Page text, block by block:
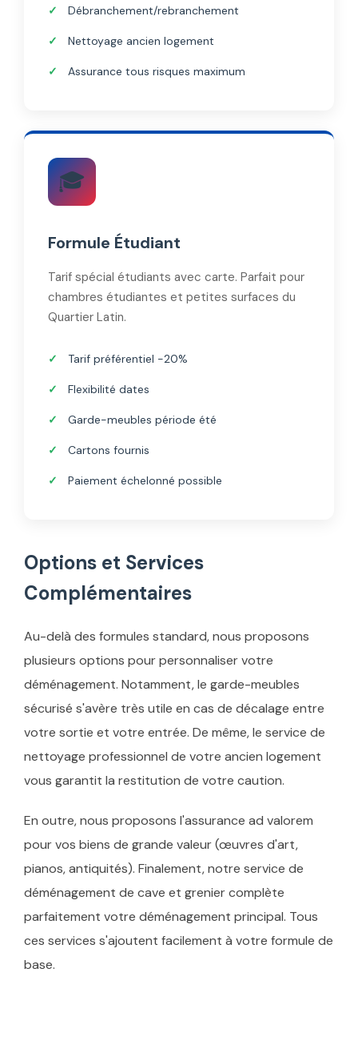
Débranchement/rebranchement
Nettoyage ancien logement
Assurance tous risques maximum
🎓
Formule Étudiant
Tarif spécial étudiants avec carte. Parfait pour
chambres étudiantes et petites surfaces du
Quartier Latin.
Tarif préférentiel -20%
Flexibilité dates
Garde-meubles période été
Cartons fournis
Paiement échelonné possible
Options et Services
Complémentaires
Au-delà des formules standard, nous proposons
plusieurs options pour personnaliser votre
déménagement. Notamment, le garde-meubles
sécurisé s'avère très utile en cas de décalage entre
votre sortie et votre entrée. De même, le service de
nettoyage professionnel de votre ancien logement
vous garantit la restitution de votre caution.
En outre, nous proposons l'assurance ad valorem
pour vos biens de grande valeur (œuvres d'art,
pianos, antiquités). Finalement, notre service de
déménagement de cave et grenier complète
parfaitement votre déménagement principal. Tous
ces services s'ajoutent facilement à votre formule de
base.